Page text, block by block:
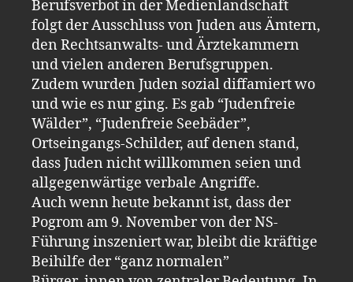
Berufsverbot in der Medienlandschaft
folgt der Ausschluss von Juden aus Ämtern,
den Rechtsanwalts- und Ärztekammern
und vielen anderen Berufsgruppen.
Zudem wurden Juden sozial diffamiert wo
und wie es nur ging. Es gab “Judenfreie
Wälder”, “Judenfreie Seebäder”,
Ortseingangs-Schilder, auf denen stand,
dass Juden nicht willkommen seien und
allgegenwärtige verbale Angriffe.
Auch wenn heute bekannt ist, dass der
Pogrom am 9. November von der NS-
Führung inszeniert war, bleibt die kräftige
Beihilfe der “ganz normalen”